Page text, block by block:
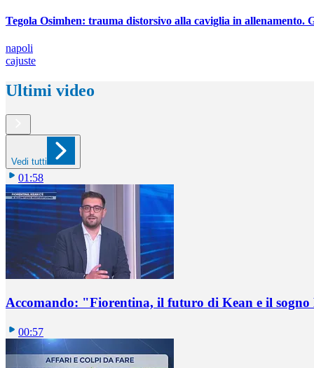
Tegola Osimhen: trauma distorsivo alla caviglia in allenamento.
napoli
cajuste
Ultimi video
Vedi tutti
01:58
Accomando: "Fiorentina, il futuro di Kean e il sogno
00:57